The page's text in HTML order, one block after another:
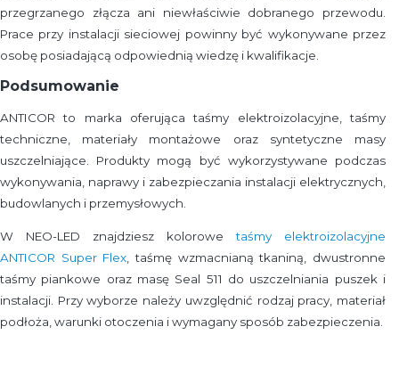
przegrzanego złącza ani niewłaściwie dobranego przewodu.
Prace przy instalacji sieciowej powinny być wykonywane przez
osobę posiadającą odpowiednią wiedzę i kwalifikacje.
Podsumowanie
ANTICOR to marka oferująca taśmy elektroizolacyjne, taśmy
techniczne, materiały montażowe oraz syntetyczne masy
uszczelniające. Produkty mogą być wykorzystywane podczas
wykonywania, naprawy i zabezpieczania instalacji elektrycznych,
budowlanych i przemysłowych.
W NEO-LED znajdziesz kolorowetaśmy elektroizolacyjne
ANTICOR Super Flex , taśmę wzmacnianą tkaniną, dwustronne
taśmy piankowe oraz masę Seal 511 do uszczelniania puszek i
instalacji. Przy wyborze należy uwzględnić rodzaj pracy, materiał
podłoża, warunki otoczenia i wymagany sposób zabezpieczenia.